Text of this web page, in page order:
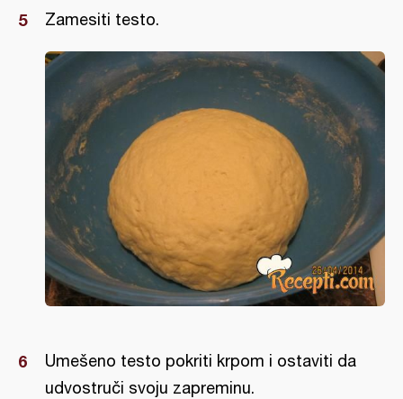
Zamesiti testo.
Umešeno testo pokriti krpom i ostaviti da
udvostruči svoju zapreminu.